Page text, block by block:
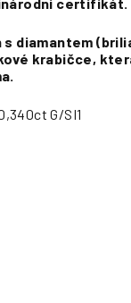
diamantem
krabičce,
G/SI1